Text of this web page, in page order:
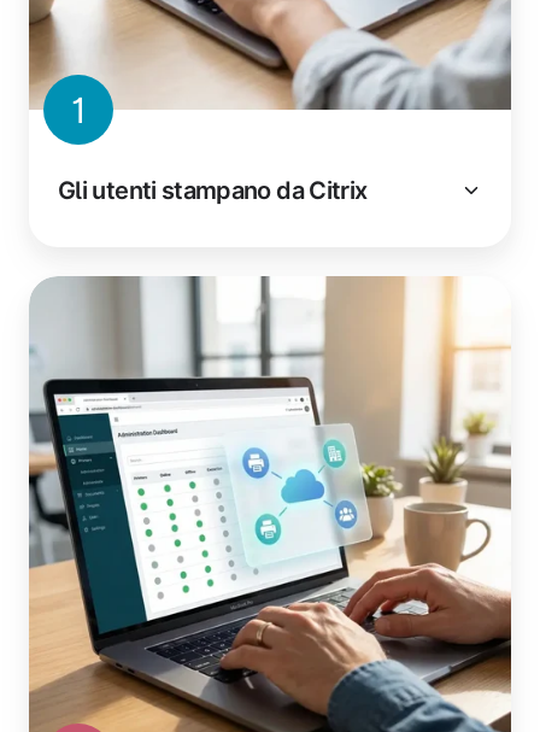
1
Gli utenti stampano da Citrix